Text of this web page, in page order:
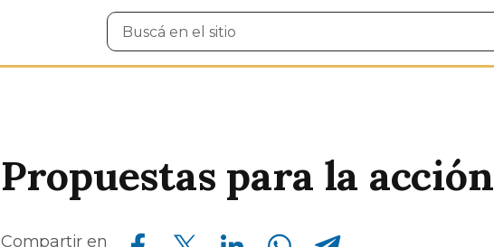
Buscar
en
Propuestas para la acción
Compartir en
Compartir en Facebook Compartir en Twitter Compartir en Linkedin Compartir en Whatsapp Compartir en Telegram